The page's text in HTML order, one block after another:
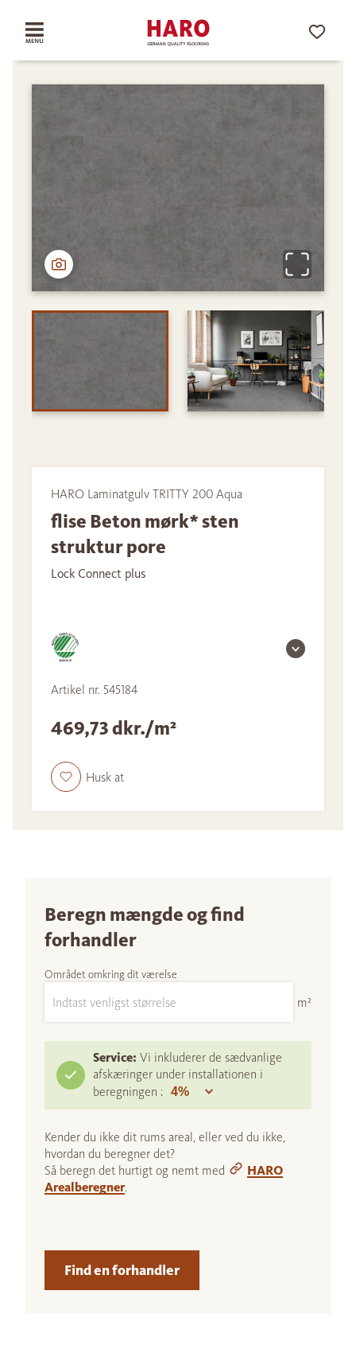
HARO Laminatgulv TRITTY 200 Aqua
flise Beton mørk* sten
struktur pore
Lock Connect plus
Artikel nr. 545184
469,73 dkr./m²
Husk at
Beregn mængde og find
forhandler
Området omkring dit værelse
m²
Service: Vi inkluderer de sædvanlige
afskæringer under installationen i
beregningen :
Kender du ikke dit rums areal, eller ved du ikke,
hvordan du beregner det?
Så beregn det hurtigt og nemt med
HARO
Arealberegner.
Find en forhandler